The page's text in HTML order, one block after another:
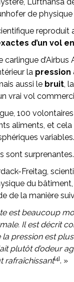
de
reproduit
d’un vol
carlingue d’Airbus
la pression
aussi le bruit, la
vrai vol
100
aliments, et cela
variables.
sont surprenantes.
Freitag,
du
de la manière
est beaucoup
Il est décrit
la pression est
plutôt d’odeur
rafraîchissant[4]. »